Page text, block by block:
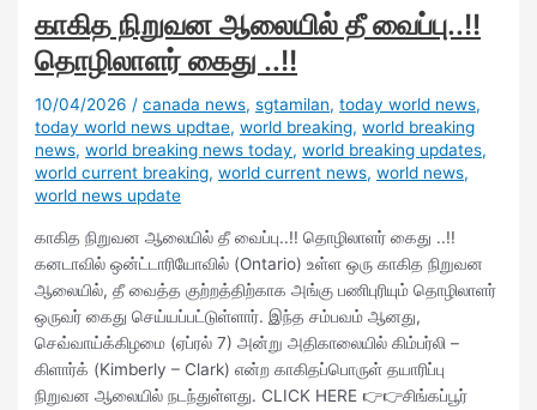
காகித நிறுவன ஆலையில் தீ வைப்பு..!!
தொழிலாளர் கைது ..!!
10/04/2026 /canada news,sgtamilan,today world news,
today world news updtae,world breaking,world breaking
news,world breaking news today,world breaking updates,
world current breaking,world current news,world news,
world news update
காகித நிறுவன ஆலையில் தீ வைப்பு..!! தொழிலாளர் கைது ..!!
கனடாவில் ஒன்ட்டாரியோவில் (Ontario) உள்ள ஒரு காகித நிறுவன
ஆலையில், தீ வைத்த குற்றத்திற்காக அங்கு பணிபுரியும் தொழிலாளர்
ஒருவர் கைது செய்யப்பட்டுள்ளார். இந்த சம்பவம் ஆனது,
செவ்வாய்க்கிழமை (ஏப்ரல் 7) அன்று அதிகாலையில் கிம்பர்லி –
கிளார்க் (Kimberly – Clark) என்ற காகிதப்பொருள் தயாரிப்பு
நிறுவன ஆலையில் நடந்துள்ளது. CLICK HERE 👉👉சிங்கப்பூர்